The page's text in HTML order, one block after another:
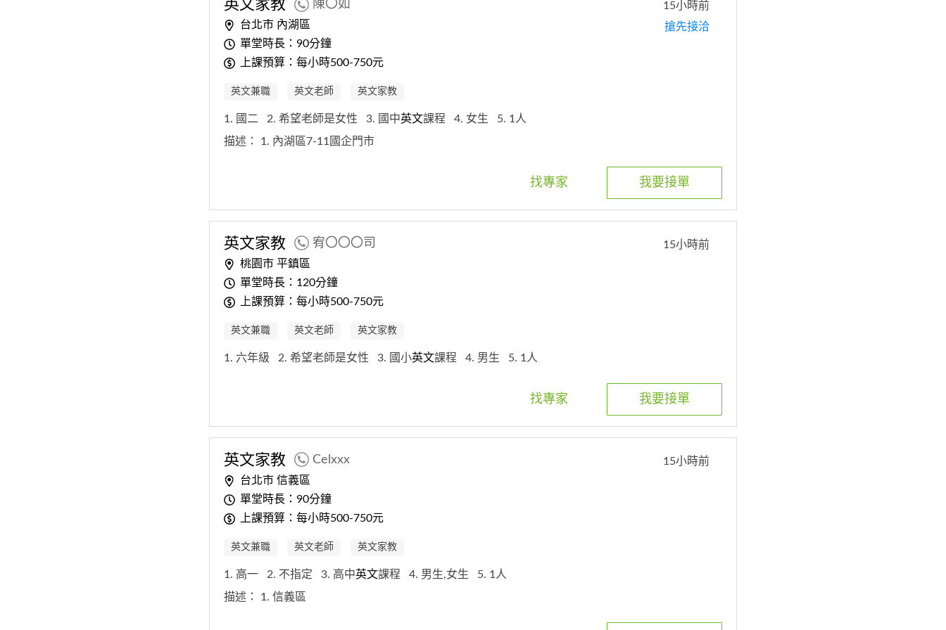
英文 家教 陳〇如
台北市 內湖區
單堂時長：90分鐘
上課預算：每小時500-750元
15小時前
搶先接洽
英文兼職 英文老師 英文家教
1. 國二 2. 希望老師是女性 3. 國中英文課程 4. 女生
5. 1人
描述： 1. 內湖區7-11國企門市
我要接單
找專家
英文家教 宥〇〇〇司
桃園市 平鎮區
單堂時長：120分鐘
上課預算：每小時500-750元
15小時前
英文兼職 英文老師 英文家教
1. 六年級 2. 希望老師是女性 3. 國小英文課程 4. 男生 5. 1人
我要接單
找專家
英文家教 Celxxx
台北市 信義區
單堂時長：90分鐘
上課預算：每小時500-750元
15小時前
英文兼職 英文老師 英文家教
1. 高一 2. 不指定 3. 高中英文課程 4. 男生,女生
5. 1人
描述： 1. 信義區